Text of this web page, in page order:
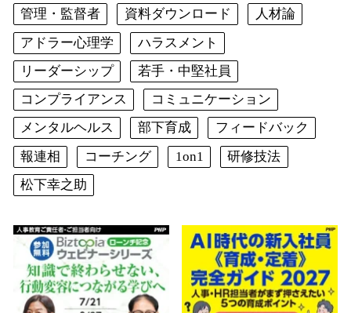
管理・監督者
資料ダウンロード
人材論
アドラー心理学
ハラスメント
リーダーシップ
若手・中堅社員
コンプライアンス
コミュニケーション
メンタルヘルス
部下育成
フィードバック
報連相
コーチング 1on1
研修技法
松下幸之助